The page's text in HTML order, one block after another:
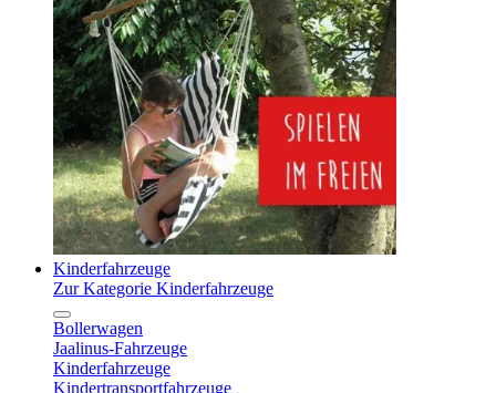
Kinderfahrzeuge
Zur Kategorie Kinderfahrzeuge
Bollerwagen
Jaalinus-Fahrzeuge
Kinderfahrzeuge
Kindertransportfahrzeuge